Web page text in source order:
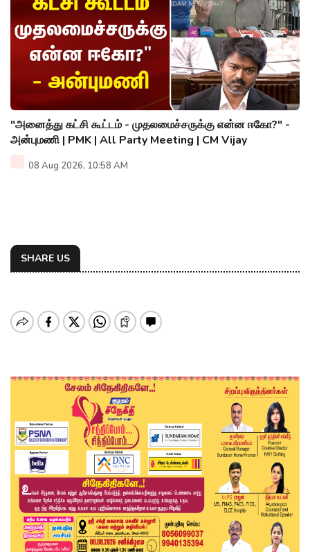
"அனைத்து கட்சி கூட்டம் - முதலமைச்சருக்கு என்ன ஈகோ?" -
அன்புமணி | PMK | All Party Meeting | CM Vijay
08 Aug 2026, 10:58 AM
SHARE US